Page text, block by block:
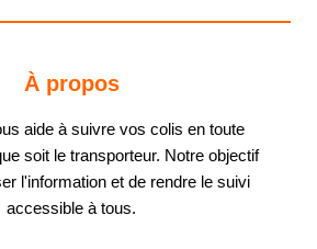
À propos
aide à suivre vos colis en toute
soit le transporteur. Notre objectif
l'information et de rendre le suivi
accessible à tous.